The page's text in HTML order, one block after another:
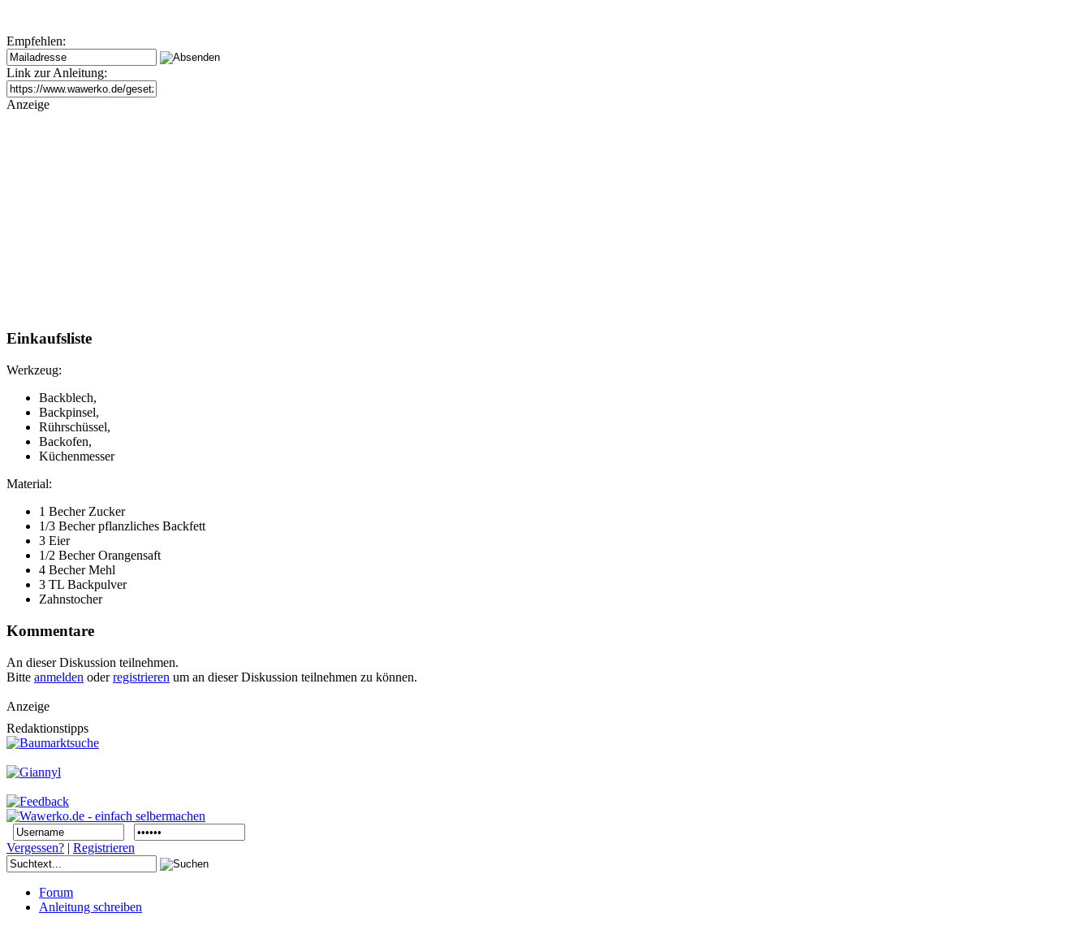
Empfehlen:
Link zur Anleitung:
Anzeige
Einkaufsliste
Werkzeug:
Backblech,
Backpinsel,
Rührschüssel,
Backofen,
Küchenmesser
Material:
1 Becher Zucker
1/3 Becher pflanzliches Backfett
3 Eier
1/2 Becher Orangensaft
4 Becher Mehl
3 TL Backpulver
Zahnstocher
Kommentare
An dieser Diskussion teilnehmen.
Bitte anmelden oderregistrieren um an dieser Diskussion teilnehmen zu können.
Anzeige
Redaktionstipps
Vergessen? | Registrieren
Forum
Anleitung schreiben